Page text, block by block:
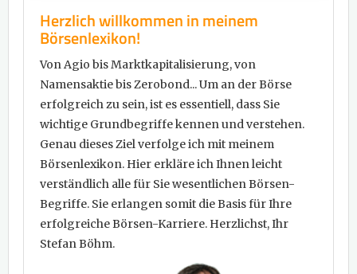
Herzlich willkommen in meinem
Börsenlexikon!
Von Agio bis Marktkapitalisierung, von
Namensaktie bis Zerobond... Um an der Börse
erfolgreich zu sein, ist es essentiell, dass Sie
wichtige Grundbegriffe kennen und verstehen.
Genau dieses Ziel verfolge ich mit meinem
Börsenlexikon. Hier erkläre ich Ihnen leicht
verständlich alle für Sie wesentlichen Börsen-
Begriffe. Sie erlangen somit die Basis für Ihre
erfolgreiche Börsen-Karriere. Herzlichst, Ihr
Stefan Böhm.